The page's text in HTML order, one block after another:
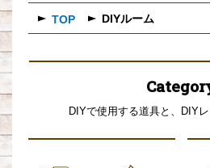
TOP DIYルーム
DIYで使用する道具と、DIY